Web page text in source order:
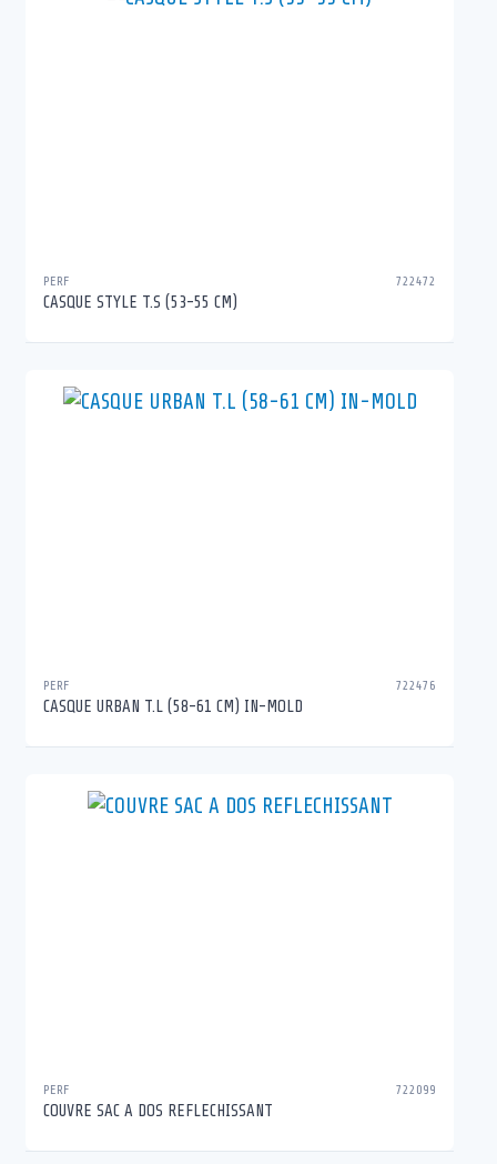
PERF 722472
CASQUE STYLE T.S (53-55 CM)
PERF 722476
CASQUE URBAN T.L (58-61 CM) IN-MOLD
PERF 722099
COUVRE SAC A DOS REFLECHISSANT